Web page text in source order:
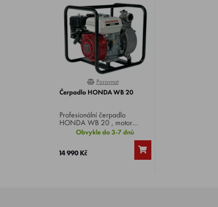
0%
Porovnat
Čerpadlo HONDA WB 20
Profesionální čerpadlo
HONDA WB 20 , motor
Honda GX 120, výkon 4 HP,
sací hloubka 8 m, výtlak 32 m,
vstup/výstup 2", hmotnost 21
kg.
Obvykle do 3-7 dnů
14 990 Kč